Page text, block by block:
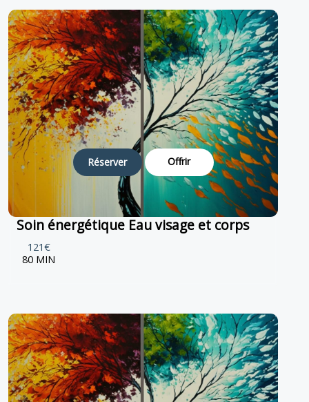
Réserver Offrir
Soin énergétique Eau visage et corps
121€
80 MIN